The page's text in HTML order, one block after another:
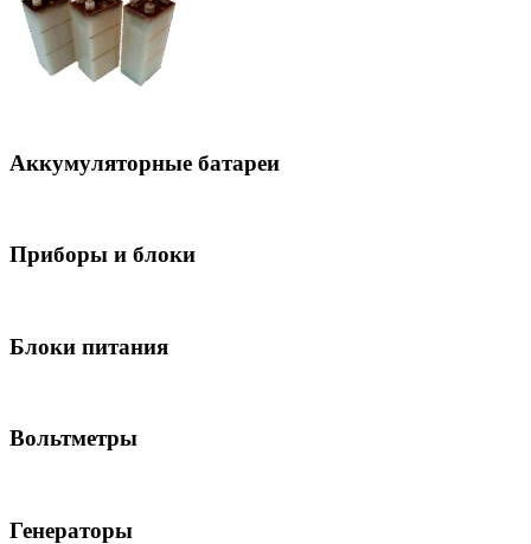
Аккумуляторные батареи
Приборы и блоки
Блоки питания
Вольтметры
Генераторы